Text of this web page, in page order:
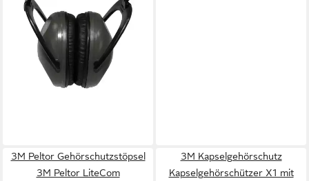
oliv, größenverstellbar
24,90 €
lieferbar - in 2-3 Werktagen bei dir
3M Peltor Gehörschutzstöpsel
3M Peltor LiteCom
3M Kapselgehörschutz
Kapselgehörschützer X1 mit